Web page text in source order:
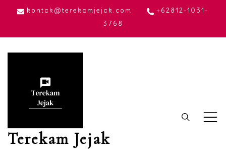
Skip
content
kontak@terekamjejak.com
+62812-1031-
3768
Terekam Jejak